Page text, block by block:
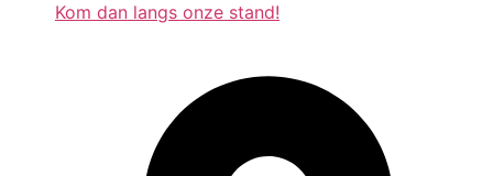
Kom dan langs onze stand!